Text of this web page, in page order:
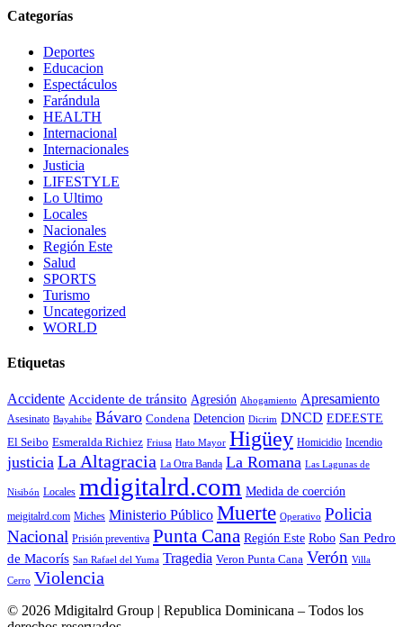
Categorías
Deportes
Educacion
Espectáculos
Farándula
HEALTH
Internacional
Internacionales
Justicia
LIFESTYLE
Lo Ultimo
Locales
Nacionales
Región Este
Salud
SPORTS
Turismo
Uncategorized
WORLD
Etiquetas
Accidente Accidente de tránsito Agresión Ahogamiento Apresamiento
Asesinato Bayahibe Bávaro Condena Detencion Dicrim DNCD EDEESTE
El Seibo Esmeralda Richiez Friusa Hato Mayor Higüey Homicidio Incendio
justicia La Altagracia La Otra Banda La Romana Las Lagunas de
Nisibón Locales mdigitalrd.com Medida de coerción
meigitalrd.com Miches Ministerio Público Muerte Operativo Policia
Nacional Prisión preventiva Punta Cana Región Este Robo San Pedro
de Macorís San Rafael del Yuma Tragedia Veron Punta Cana Verón Villa
Cerro Violencia
© 2026 Mdigitalrd Group | Republica Dominicana – Todos los